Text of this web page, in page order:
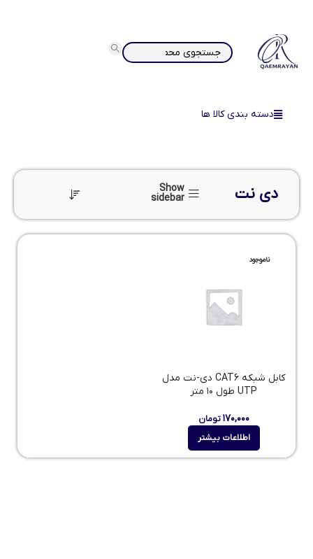
دسته بندی کالا ها
دی نت Show
sidebar
ناموجود
کابل شبکه CAT6 دی-نت مدل
UTP طول ۱۰ متر
۱۷۰,۰۰۰ تومان
اطلاعات بیشتر